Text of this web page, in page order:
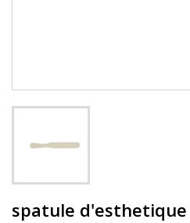
spatule d'esthetique